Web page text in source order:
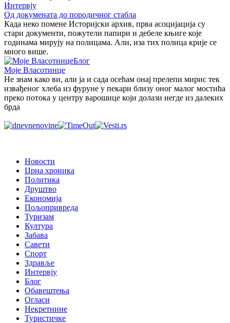
Интервју
Од докумената до породичног стабла
Када неко помене Историјски архив, прва асоцијација су
стари документи, пожутели папири и дебеле књиге које
годинама мирују на полицама. Али, иза тих полица крије се
много више.
Блог
Моје Власотинце
Не знам како ви, али ја и сада осећам онај прелепи мирис тек
извађеног хлеба из фуруне у пекари близу оног малог мостића
преко потока у центру варошице који долази негде из далеких
брда
Новости
Црна хроника
Политика
Друштво
Економија
Пољопривреда
Туризам
Култура
Забава
Савети
Спорт
Здравље
Интервју
Блог
Обавештења
Огласи
Некретнине
Туристичке